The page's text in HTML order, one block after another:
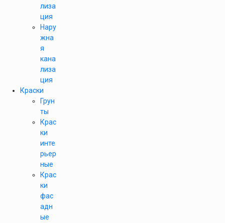
лиза
ция
Нару
жна
я
кана
лиза
ция
Краски
Грун
ты
Крас
ки
инте
рьер
ные
Крас
ки
фас
адн
ые